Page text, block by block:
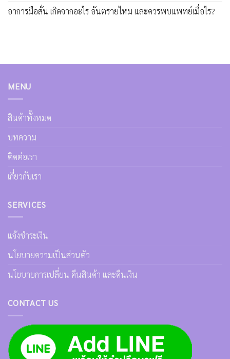
อาการมือสั่น เกิดจากอะไร อันตรายไหม และควรพบแพทย์เมื่อไร?
MENU
สินค้าทั้งหมด
บทความ
ติดต่อเรา
เกี่ยวกับเรา
SERVICES
แจ้งชำระเงิน
นโยบายความเป็นส่วนตัว
นโยบายการเปลี่ยน คืนสินค้า และคืนเงิน
CONTACT US